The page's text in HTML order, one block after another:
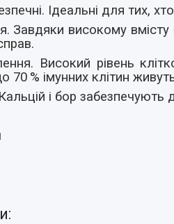
Ідеальні для тих,
Завдяки високому вмісту
Високий рівень
70 % імунних клітин
Кальцій і бор забезпечують